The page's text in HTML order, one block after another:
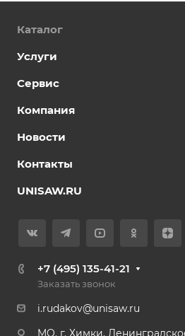
Каталог
Услуги
Сервис
Компания
Новости
Контакты
UNISAW.RU
+7 (495) 135-41-21
Заказать звонок
i.rudakov@unisaw.ru
MO. г. Химки,